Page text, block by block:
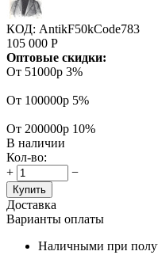
КОД: AntikF50kCode783
105 000 Р
Оптовые скидки:
От 51000р 3%
От 100000р 5%
От 200000р 10%
В наличии
Кол-во:
+
−
Купить
Доставка
Варианты оплаты
Наличными при